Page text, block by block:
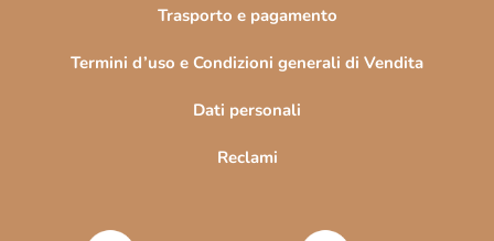
Trasporto e pagamento
Termini d’uso e Condizioni generali di Vendita
Dati personali
Reclami